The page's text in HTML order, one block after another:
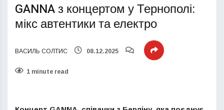
GANNA з концертом у Тернополі:
мікс автентики та електро
ВАСИЛЬ СОЛТИС 08.12.2025
1 minute read